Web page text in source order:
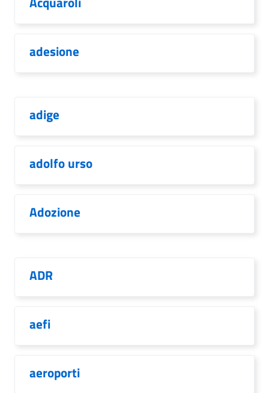
adesione
adige
adolfo urso
Adozione
ADR
aefi
aeroporti